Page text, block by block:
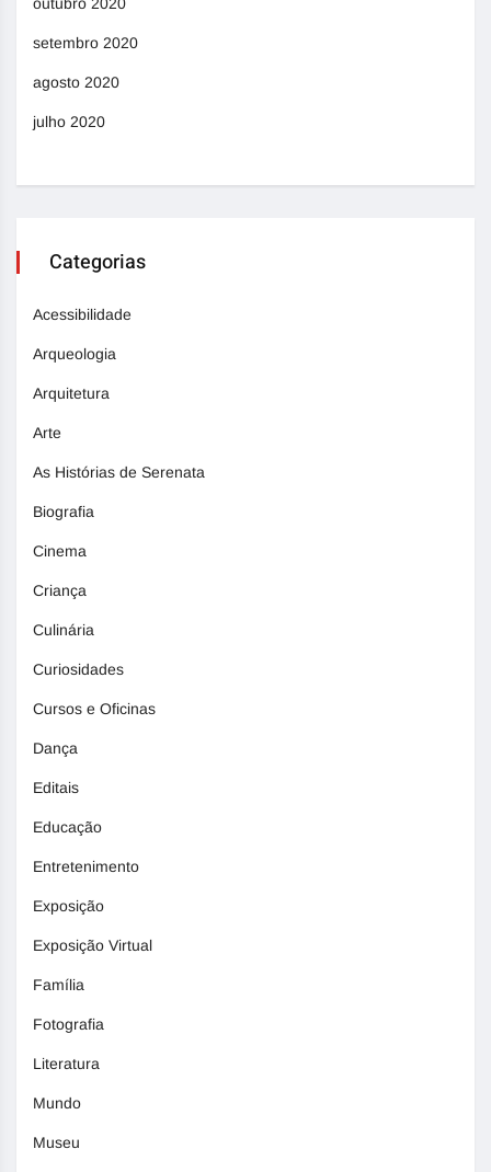
outubro 2020
setembro 2020
agosto 2020
julho 2020
Categorias
Acessibilidade
Arqueologia
Arquitetura
Arte
As Histórias de Serenata
Biografia
Cinema
Criança
Culinária
Curiosidades
Cursos e Oficinas
Dança
Editais
Educação
Entretenimento
Exposição
Exposição Virtual
Família
Fotografia
Literatura
Mundo
Museu